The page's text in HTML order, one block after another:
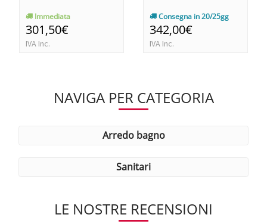
Immediata
301,50€
IVA Inc.
Consegna in 20/25gg
342,00€
IVA Inc.
NAVIGA PER CATEGORIA
arredo bagno
sanitari
LE NOSTRE RECENSIONI